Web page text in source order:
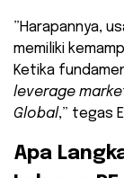
​”Harapannya,
memiliki
Ketika
leverage
Global,” tegas
​Apa